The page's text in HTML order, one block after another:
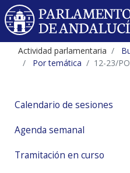
Actividad parlamentaria
Por temática
12-23/
Calendario de sesiones
Agenda semanal
Tramitación en curso